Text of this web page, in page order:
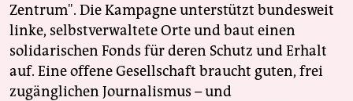
Zentrum". Die Kampagne unterstützt bundesweit
linke, selbstverwaltete Orte und baut einen
solidarischen Fonds für deren Schutz und Erhalt
auf. Eine offene Gesellschaft braucht guten, frei
zugänglichen Journalismus – und